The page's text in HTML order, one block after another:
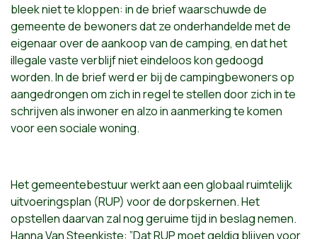
bleek niet te kloppen: in de brief waarschuwde de
gemeente de bewoners dat ze onderhandelde met de
eigenaar over de aankoop van de camping, en dat het
illegale vaste verblijf niet eindeloos kon gedoogd
worden. In de brief werd er bij de campingbewoners op
aangedrongen om zich in regel te stellen door zich in te
schrijven als inwoner en alzo in aanmerking te komen
voor een sociale woning.
Het gemeentebestuur werkt aan een globaal ruimtelijk
uitvoeringsplan (RUP) voor de dorpskernen. Het
opstellen daarvan zal nog geruime tijd in beslag nemen.
Hanna Van Steenkiste: ”Dat RUP moet geldig blijven voor